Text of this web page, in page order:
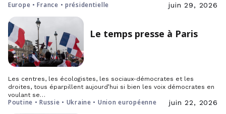
Europe • France • présidentielle juin 29, 2026
Le temps presse à Paris
Les centres, les écologistes, les sociaux-démocrates et les
droites, tous éparpillent aujourd’hui si bien les voix démocrates en
voulant se…
Poutine • Russie • Ukraine • Union européenne juin 22, 2026